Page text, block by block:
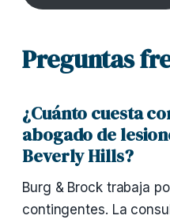
Preguntas
¿Cuánto cuesta
abogado de
Beverly Hills?
Burg & Brock trabaja
contingentes. La